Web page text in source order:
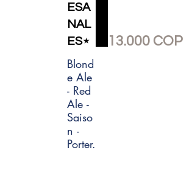
ESA
NAL
ES⋆
Blond
e Ale
- Red
Ale -
Saiso
n -
Porter.
13.000 COP